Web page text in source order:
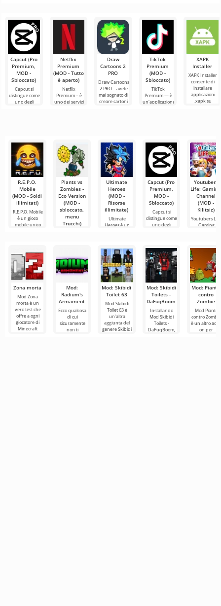
un'entusiasmante
ovvero nuove
aggiunte
personaggi
Capcut (Pro
Premium,
MOD -
Sbloccato)
Capcut si
distingue come
uno degli
Netflix
Premium
(MOD - Tutto
è aperto)
Netflix
Premium – è
uno dei servizi
Draw
Cartoons 2
PRO
Draw Cartoons
2 PRO – avete
mai sognato di
creare cartoni
TikTok
Premium
(MOD -
Sbloccato)
TikTok
Premium — è
un'applicazione
XAPK
Installer
XAPK Installer
consente di
installare
applicazioni
.xapk su
R.E.P.O.
Mobile
(MOD - Soldi
illimitati)
R.E.P.O. Mobile
è un gioco
mobile unico
Plants vs
Zombies -
Eco Version
(MOD -
sbloccato,
menu
Trucchi)
Ultimate
Heroes
(MOD -
Risorse
illimitate)
Ultimate
Heroes è un
Capcut (Pro
Premium,
MOD -
Sbloccato)
Capcut si
distingue come
uno degli
Youtubers
Life: Gaming
Channel
(MOD -
Kilitsiz)
Youtubers
Gaming
Zona morta
Mod Zona
morta è un
vero test che
offre a ogni
giocatore di
Minecraft
Mod:
Radium's
Armament
Ecco qualcosa
di cui
sicuramente
non ti
Mod: Skibidi
Toilet 63
Mod Skibidi
Toilet 63 è
un'altra
aggiunta del
genere Skibidi
Mod: Skibidi
Toilets -
DaFuqBoom
Installando
Mod Skibidi
Toilets -
DaFuqBoom,
Mod: Piante
contro
Zombie
Mod Piante
contro Zombie
è un altro
on per